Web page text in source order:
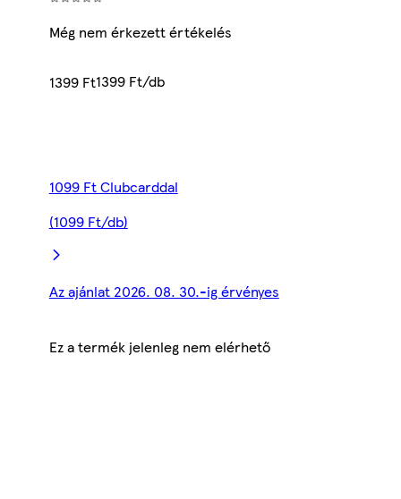
Még nem érkezett értékelés
1399 Ft1399 Ft/db
1099 Ft Clubcarddal
(1099 Ft/db)
Az ajánlat 2026. 08. 30.-ig érvényes
Ez a termék jelenleg nem elérhető